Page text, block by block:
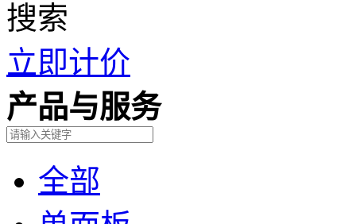
搜索
立即计价
产品与服务
全部